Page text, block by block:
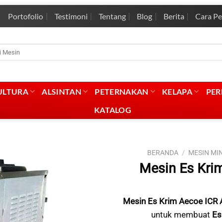
Portofolio Testimoni Tentang Blog Berita Cara
ALSINTAN PETERNAKAN KELAPA
KATALOG
BERANDA / MESIN
Mesin Es
Mesin Es Krim Aecoe ICR
untuk membuat